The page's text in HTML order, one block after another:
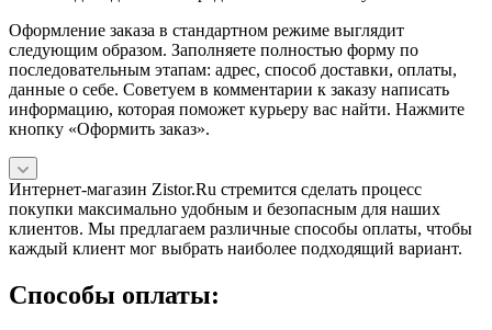
Оформление заказа в стандартном режиме выглядит
следующим образом. Заполняете полностью форму по
последовательным этапам: адрес, способ доставки, оплаты,
данные о себе. Советуем в комментарии к заказу написать
информацию, которая поможет курьеру вас найти. Нажмите
кнопку «Оформить заказ».
Интернет-магазин Zistor.Ru стремится сделать процесс
покупки максимально удобным и безопасным для наших
клиентов. Мы предлагаем различные способы оплаты, чтобы
каждый клиент мог выбрать наиболее подходящий вариант.
Способы оплаты: